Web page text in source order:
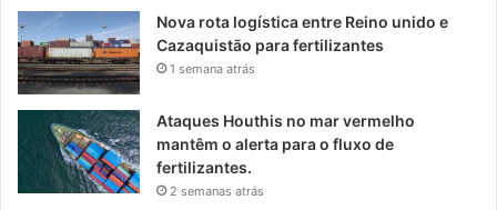
Nova rota logística entre Reino unido e
Cazaquistão para fertilizantes
1 semana atrás
Ataques Houthis no mar vermelho
mantêm o alerta para o fluxo de
fertilizantes.
2 semanas atrás